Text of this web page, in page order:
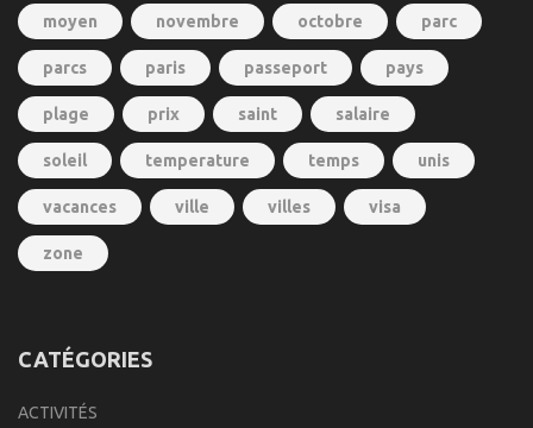
moyen novembre octobre parc
parcs paris passeport pays
plage prix saint salaire
soleil temperature temps unis
vacances ville villes visa
zone
CATÉGORIES
ACTIVITÉS